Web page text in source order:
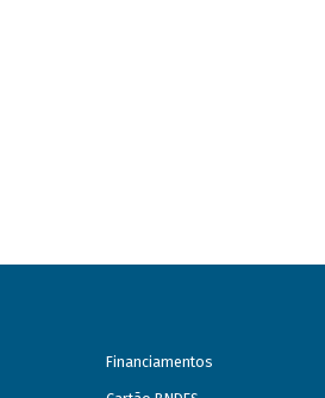
Financiamentos